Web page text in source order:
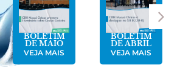
BOLETIM
DE MAIO
VEJA MAIS
BOLETIM
DE ABRIL
VEJA MAIS